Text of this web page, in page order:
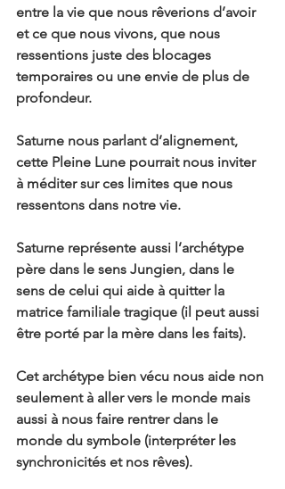
entre la vie que nous rêverions d’avoir
et ce que nous vivons, que nous
ressentions juste des blocages
temporaires ou une envie de plus de
profondeur.
Saturne nous parlant d’alignement,
cette Pleine Lune pourrait nous inviter
à méditer sur ces limites que nous
ressentons dans notre vie.
Saturne représente aussi l’archétype
père dans le sens Jungien, dans le
sens de celui qui aide à quitter la
matrice familiale tragique (il peut aussi
être porté par la mère dans les faits).
Cet archétype bien vécu nous aide non
seulement à aller vers le monde mais
aussi à nous faire rentrer dans le
monde du symbole (interpréter les
synchronicités et nos rêves).